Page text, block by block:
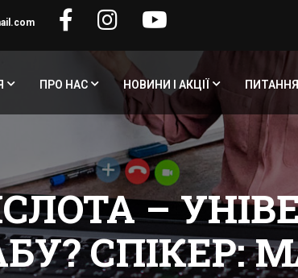
ПРО НАС НОВИНИ І АКЦІЇ
–
СПІКЕР: